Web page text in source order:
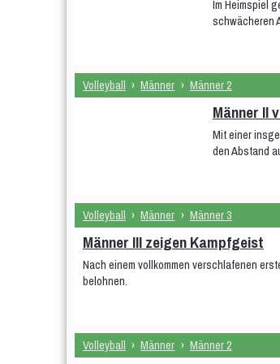
Im Heimspiel
schwächeren
Volleyball › Männer › Männer 2
Männer II
Mit einer
den Abstand
Volleyball › Männer › Männer 3
Männer III zeigen Kampfgeist
Nach einem vollkommen verschlafenen
belohnen.
Volleyball › Männer › Männer 2